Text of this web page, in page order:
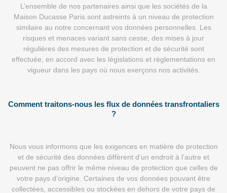
L’ensemble de nos partenaires ainsi que les sociétés de la
Maison Ducasse Paris sont astreints à un niveau de protection
similaire au notre concernant vos données personnelles. Les
risques et menaces variant sans cesse, des mises à jour
régulières des mesures de protection et de sécurité sont
effectuée, en accord avec les législations et règlementations en
vigueur dans les pays où nous exerçons nos activités.
Comment traitons-nous les flux de données transfrontaliers
?
Nous vous informons que les exigences en matière de protection
et de sécurité des données diffèrent d’un endroit à l’autre et
peuvent ne pas offrir le même niveau de protection que celles de
votre pays d’origine. Certaines de vos données pouvant être
collectées, accessibles ou stockées en dehors de votre pays de